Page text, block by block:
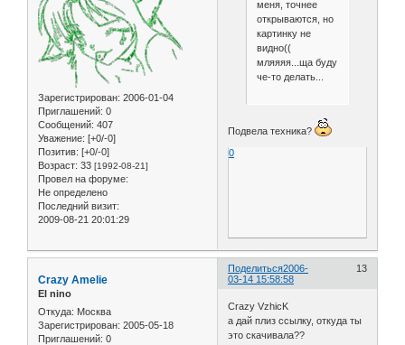
Зарегистрирован: 2006-01-04
Приглашений: 0
Сообщений: 407
Уважение: [+0/-0]
Позитив: [+0/-0]
Возраст: 33 [1992-08-21]
Провел на форуме:
Не определено
Последний визит:
2009-08-21 20:01:29
меня, точнее
открываются, но
картинку не
видно((
мляяяя...ща буду
че-то делать...
Подвела техника?
0
Поделиться 13
2006-
03-14 15:58:58
Crazy Amelie
El nino
Откуда: Москва
Зарегистрирован: 2005-05-18
Приглашений: 0
Crazy VzhicK
а дай плиз ссылку, откуда ты
это скачивала??